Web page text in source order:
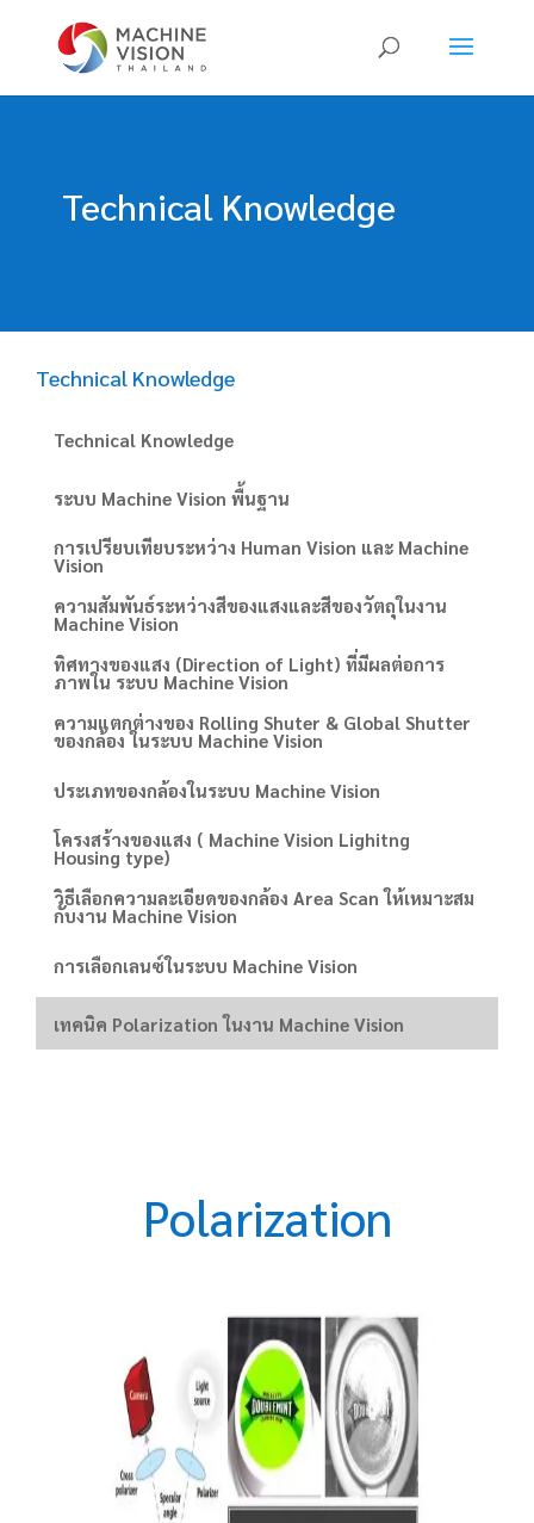
Products
search
Technical Knowledge
Technical Knowledge
Technical Knowledge
ระบบ Machine Vision พื้นฐาน
การเปรียบเทียบระหว่าง Human Vision และ Machine
Vision
ความสัมพันธ์ระหว่างสีของแสงและสีของวัตถุในงาน
Machine Vision
ทิศทางของแสง (Direction of Light) ที่มีผลต่อการ
ภาพใน ระบบ Machine Vision
ความแตกต่างของ Rolling Shuter & Global Shutter
ของกล้อง ในระบบ Machine Vision
ประเภทของกล้องในระบบ Machine Vision
โครงสร้างของแสง ( Machine Vision Lighitng
Housing type)
วิธีเลือกความละเอียดของกล้อง Area Scan ให้เหมาะสม
กับงาน Machine Vision
การเลือกเลนซ์ในระบบ Machine Vision
เทคนิค Polarization ในงาน Machine Vision
Polarization